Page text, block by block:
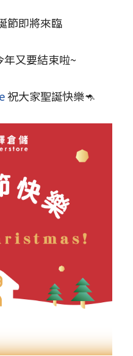
節即將來臨
又要結束啦~
祝大家聖誕快樂🦘